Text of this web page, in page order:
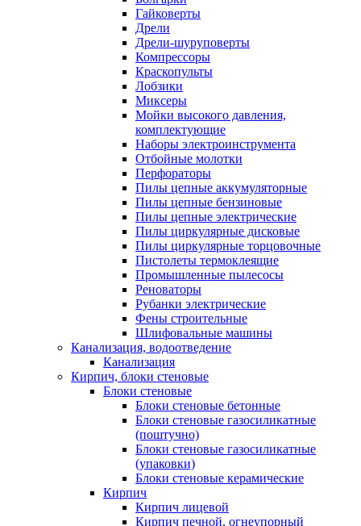
Гайковерты
Дрели
Дрели-шуруповерты
Компрессоры
Краскопульты
Лобзики
Миксеры
Мойки высокого давления,
комплектующие
Наборы электроинструмента
Отбойные молотки
Перфораторы
Пилы цепные аккумуляторные
Пилы цепные бензиновые
Пилы цепные электрические
Пилы циркулярные дисковые
Пилы циркулярные торцовочные
Пистолеты термоклеящие
Промышленные пылесосы
Реноваторы
Рубанки электрические
Фены строительные
Шлифовальные машины
Канализация, водоотведение
Канализация
Кирпич, блоки стеновые
Блоки стеновые
Блоки стеновые бетонные
Блоки стеновые газосиликатные
(поштучно)
Блоки стеновые газосиликатные
(упаковки)
Блоки стеновые керамические
Кирпич
Кирпич лицевой
Кирпич печной, огнеупорный